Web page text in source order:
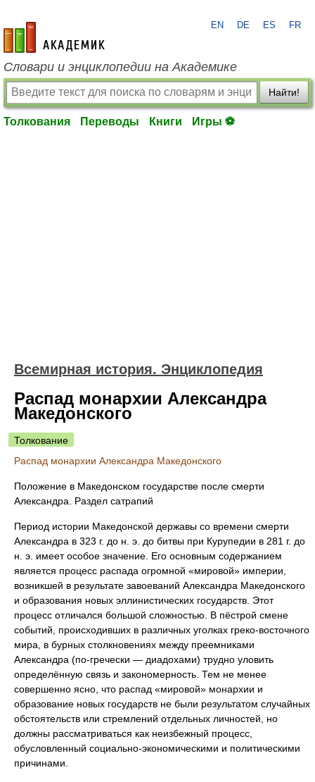
academic.ru
EN DE ES FR
Словари и энциклопедии на Академике
Найти!
Толкования Переводы Книги Игры ⚽
Всемирная история. Энциклопедия
Распад монархии Александра
Македонского
Толкование
Распад монархии Александра Македонского
Положение в Македонском государстве после смерти
Александра. Раздел сатрапий
Период истории Македонской державы со времени смерти
Александра в 323 г. до н. э. до битвы при Курупедии в 281 г. до
н. э. имеет особое значение. Его основным содержанием
является процесс распада огромной «мировой» империи,
возникшей в результате завоеваний Александра Македонского
и образования новых эллинистических государств. Этот
процесс отличался большой сложностью. В пёстрой смене
событий, происходивших в различных уголках греко-восточного
мира, в бурных столкновениях между преемниками
Александра (по-гречески — диадохами) трудно уловить
определённую связь и закономерность. Тем не менее
совершенно ясно, что распад «мировой» монархии и
образование новых государств не были результатом случайных
обстоятельств или стремлений отдельных личностей, но
должны рассматриваться как неизбежный процесс,
обусловленный социально-экономическими и политическими
причинами.